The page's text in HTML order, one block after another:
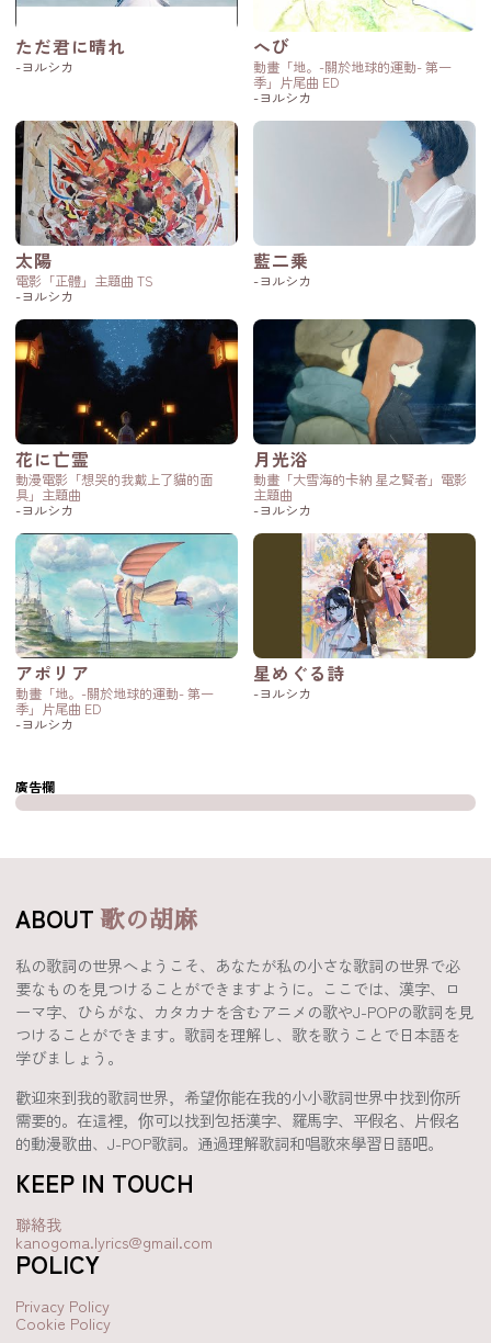
ただ君に晴れ
-ヨルシカ
へび
動畫「地。-關於地球的運動- 第一
季」片尾曲 ED
-ヨルシカ
太陽
電影「正體」主題曲 TS
-ヨルシカ
藍二乗
-ヨルシカ
花に亡霊
動漫電影「想哭的我戴上了貓的面
具」主題曲
-ヨルシカ
月光浴
動畫「大雪海的卡納 星之賢者」電影
主題曲
-ヨルシカ
アポリア
動畫「地。-關於地球的運動- 第一
季」片尾曲 ED
-ヨルシカ
星めぐる詩
-ヨルシカ
廣告欄
ABOUT歌の胡麻
私の歌詞の世界へようこそ、あなたが私の小さな歌詞の世界で必
要なものを見つけることができますように。ここでは、漢字、ロ
ーマ字、ひらがな、カタカナを含むアニメの歌やJ-POPの歌詞を見
つけることができます。歌詞を理解し、歌を歌うことで日本語を
学びましょう。
歡迎來到我的歌詞世界，希望你能在我的小小歌詞世界中找到你所
需要的。在這裡，你可以找到包括漢字、羅馬字、平假名、片假名
的動漫歌曲、J-POP歌詞。通過理解歌詞和唱歌來學習日語吧。
KEEP IN TOUCH
聯絡我
kanogoma.lyrics@gmail.com
POLICY
Privacy Policy
Cookie Policy